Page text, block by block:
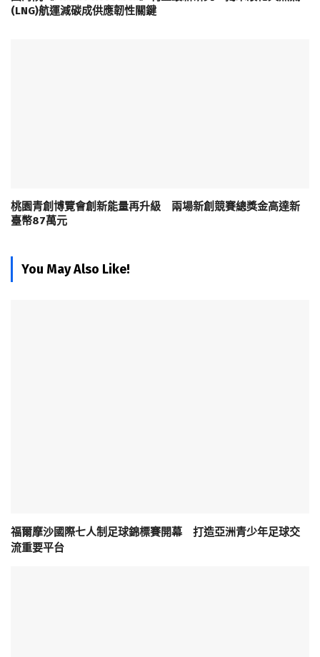
(LNG)航運減碳成供應韌性關鍵
桃園青創博覽會創新能量再升級 兩場新創競賽總獎金高達新
臺幣87萬元
You May Also Like!
福爾摩沙國際七人制足球錦標賽開幕 打造亞洲青少年足球交
流重要平台